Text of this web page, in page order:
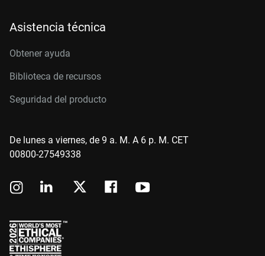
Asistencia técnica
Obtener ayuda
Biblioteca de recursos
Seguridad del producto
De lunes a viernes, de 9 a. M. A 6 p. M. CET
00800-27549338